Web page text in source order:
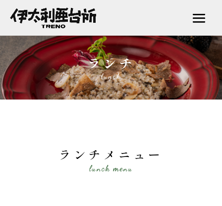
ランチ
lunch
ランチメニュー
lunch menu